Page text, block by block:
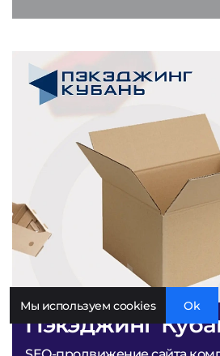
Пэкэджинг
Мы используем cookies Ok